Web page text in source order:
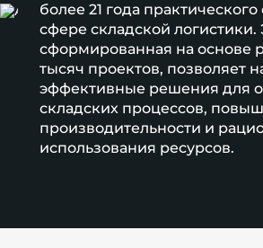
более 21 года практического
сфере складской логистики.
сформированная на основе
тысяч проектов, позволяет
эффективные решения для
складских процессов,
производительности и
использования ресурсов.